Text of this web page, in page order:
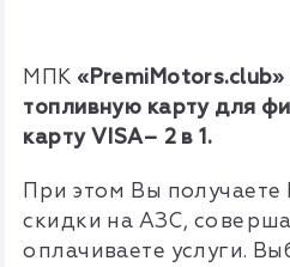
МПК «PremiMotors.club»
топливную карту для
карту VISA– 2 в 1.
При этом Вы получаете
скидки на АЗС,
оплачиваете услуги.